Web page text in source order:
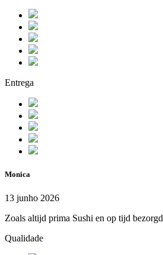
Entrega
Monica
13 junho 2026
Zoals altijd prima Sushi en op tijd bezorgd
Qualidade